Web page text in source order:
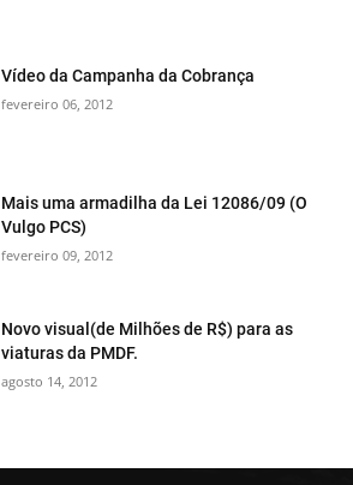
Vídeo da Campanha da Cobrança
fevereiro 06, 2012
Mais uma armadilha da Lei 12086/09 (O
Vulgo PCS)
fevereiro 09, 2012
Novo visual(de Milhões de R$) para as
viaturas da PMDF.
agosto 14, 2012